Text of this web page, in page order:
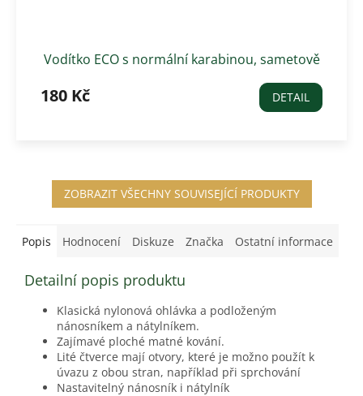
Vodítko ECO s normální karabinou, sametově
180 Kč DETAIL
ZOBRAZIT VŠECHNY SOUVISEJÍCÍ PRODUKTY
Popis Hodnocení Diskuze Značka Ostatní informace
Detailní popis produktu
Klasická nylonová ohlávka a podloženým
nánosníkem a nátylníkem.
Zajímavé ploché matné kování.
Lité čtverce mají otvory, které je možno použít k
úvazu z obou stran, například při sprchování
Nastavitelný nánosník i nátylník